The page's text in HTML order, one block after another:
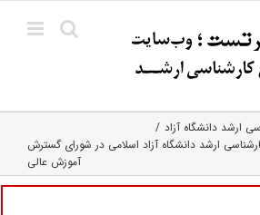
ارشد دانشگاه آزاد
محل کارشناسی ارشد دانشگاه آزاد اسلامی در شورای گسترش
آموزش عالی